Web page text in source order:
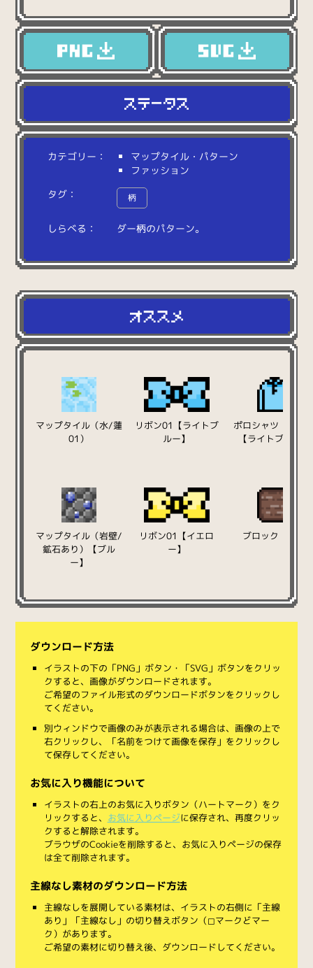
カテゴリー：
マップタイル・パターン
ファッション
タグ：
柄
しらべる： ダー柄のパターン。
マップタイル（水/蓮
01）
リボン01【ライトブ
ルー】
ポロシャツ（長袖
【ライトブルー】
マップタイル（岩壁/
鉱石あり）【ブル
ー】
リボン01【イエロ
ー】
ブロック（土）
ダウンロード方法
イラストの下の「PNG」ボタン・「SVG」ボタンをクリッ
クすると、画像がダウンロードされます。
ご希望のファイル形式のダウンロードボタンをクリックし
てください。
別ウィンドウで画像のみが表示される場合は、画像の上で
右クリックし、「名前をつけて画像を保存」をクリックし
て保存してください。
お気に入り機能について
イラストの右上のお気に入りボタン（ハートマーク）をク
リックすると、 お気に入りページに保存され、再度クリッ
クすると解除されます。
ブラウザのCookieを削除すると、お気に入りページの保存
は全て削除されます。
主線なし素材のダウンロード方法
主線なしを展開している素材は、イラストの右側に「主線
あり」「主線なし」の切り替えボタン（◻︎マークと◼︎マー
ク）があります。
ご希望の素材に切り替え後、ダウンロードしてください。